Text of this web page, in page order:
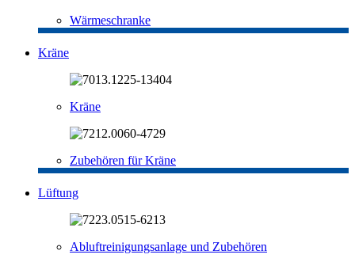
Wärmeschranke
Kräne
Kräne
Zubehören für Kräne
Lüftung
Abluftreinigungsanlage und Zubehören